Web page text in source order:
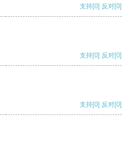
支持[0] 反对[0]
支持[0] 反对[0]
支持[0] 反对[0]